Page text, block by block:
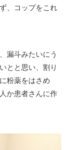
、コップをこれ
漏斗みたいにう
とと思い、割り
粉薬をはさめ
か患者さんに作